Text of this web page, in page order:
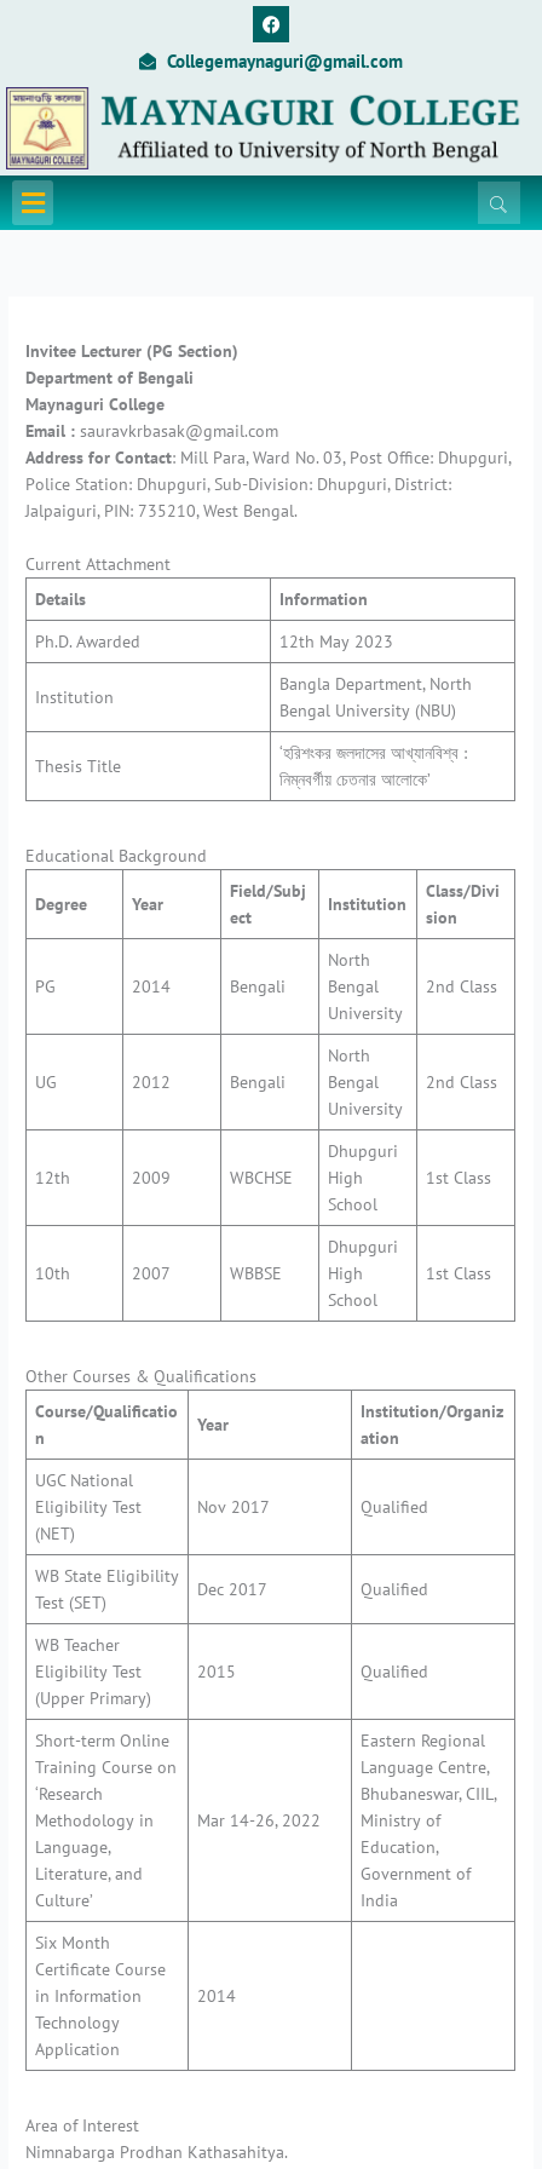
F
a
c
e
o
o
k
Collegemaynaguri@gmail.com
Menu
Invitee Lecturer (PG Section)
Department of Bengali
Maynaguri College
Email : sauravkrbasak@gmail.com
Address for Contact: Mill Para, Ward No. 03, Post Office: Dhupguri,
Police Station: Dhupguri, Sub-Division: Dhupguri, District:
Jalpaiguri, PIN: 735210, West Bengal.
Current Attachment
Details
Information
Ph.D. Awarded
12th May 2023
Institution
Bangla Department, North
Bengal University (NBU)
Thesis Title
‘হরিশংকর জলদাসের আখ্যানবিশ্ব :
নিম্নবর্গীয় চেতনার আলোকে’
Educational Background
Degree Year
Field/Subj
ect
Institution
Class/Divi
sion
PG 2014 Bengali
North
Bengal
University
2nd Class
UG 2012 Bengali
North
Bengal
University
2nd Class
12th 2009 WBCHSE
Dhupguri
High
School
1st Class
10th 2007 WBBSE
Dhupguri
High
School
1st Class
Other Courses & Qualifications
Course/Qualificatio
n
Year
Institution/Organiz
ation
UGC National
Eligibility Test
(NET)
Nov 2017 Qualified
WB State Eligibility
Test (SET)
Dec 2017 Qualified
WB Teacher
Eligibility Test
(Upper Primary)
2015 Qualified
Short-term Online
Training Course on
‘Research
Methodology in
Language,
Literature, and
Culture’
Mar 14-26, 2022
Eastern Regional
Language Centre,
Bhubaneswar, CIIL,
Ministry of
Education,
Government of
India
Six Month
Certificate Course
in Information
Technology
Application
2014
Area of Interest
Nimnabarga Prodhan Kathasahitya.